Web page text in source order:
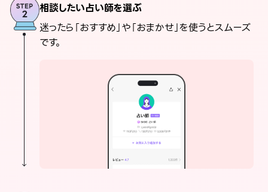
相談したい占い師を選ぶ
迷ったら「おすすめ」や「おまかせ」を使うとスムーズ
です。